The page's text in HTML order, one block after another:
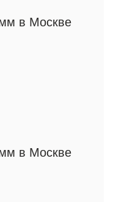
в Москве
в Москве